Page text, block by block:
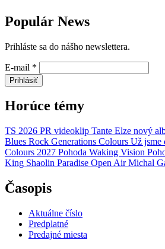
Populár News
Prihláste sa do nášho newslettera.
E-mail *
Prihlásiť
Horúce témy
TS 2026 PR videoklip Tante Elze nový
Blues Rock Generations Colours Už jsme
Colours 2027 Pohoda Waking Vision
King Shaolin Paradise Open Air Michal
Časopis
Aktuálne číslo
Predplatné
Predajné miesta